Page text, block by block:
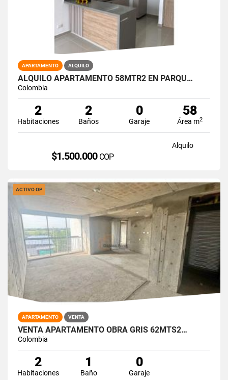
APARTAMENTO ALQUILO
ALQUILO APARTAMENTO 58MTR2 EN PARQU…
Colombia
2
Habitaciones
2
Baños
0
Garaje
58
Área m2
Alquilo
$1.500.000 COP
ACTIVO OP
APARTAMENTO VENTA
VENTA APARTAMENTO OBRA GRIS 62MTS2…
Colombia
2
Habitaciones
1
Baño
0
Garaje